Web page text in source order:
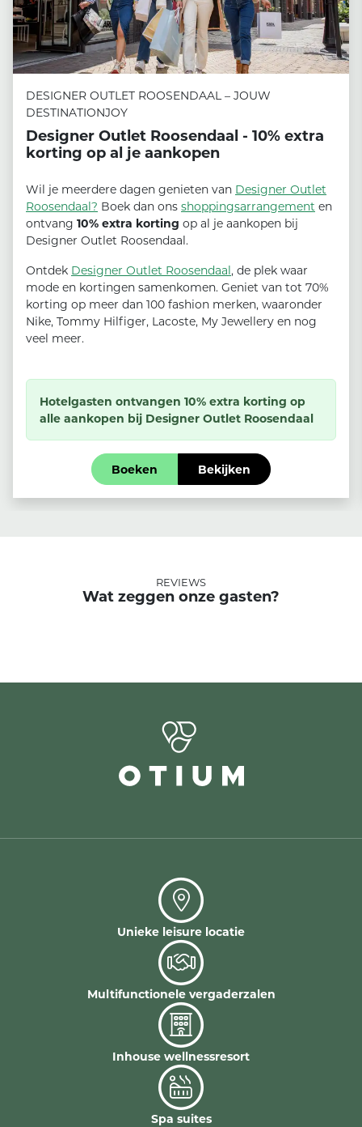
DESIGNER OUTLET ROOSENDAAL – JOUW
DESTINATIONJOY
Designer Outlet Roosendaal - 10% extra
korting op al je aankopen
Wil je meerdere dagen genieten van Designer Outlet
Roosendaal? Boek dan ons shoppingsarrangement en
ontvang 10% extra korting op al je aankopen bij
Designer Outlet Roosendaal.
Ontdek Designer Outlet Roosendaal, de plek waar
mode en kortingen samenkomen. Geniet van tot 70%
korting op meer dan 100 fashion merken, waaronder
Nike, Tommy Hilfiger, Lacoste, My Jewellery en nog
veel meer.
Hotelgasten ontvangen 10% extra korting op
alle aankopen bij Designer Outlet Roosendaal
Boeken Bekijken
REVIEWS
Wat zeggen onze gasten?
Unieke leisure locatie
Multifunctionele vergaderzalen
Inhouse wellnessresort
Spa suites